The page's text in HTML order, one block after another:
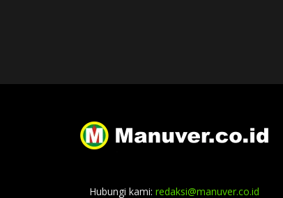
Hubungi kami: redaksi@manuver.co.id